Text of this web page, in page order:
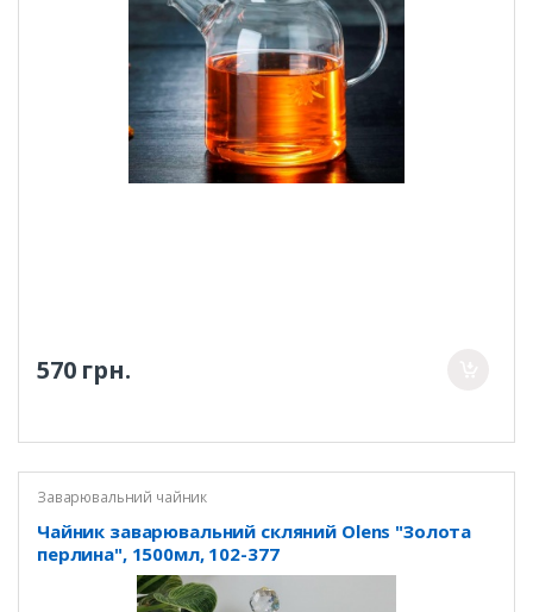
570 грн.
Заварювальний чайник
Чайник заварювальний скляний Olens "Золота
перлина", 1500мл, 102-377